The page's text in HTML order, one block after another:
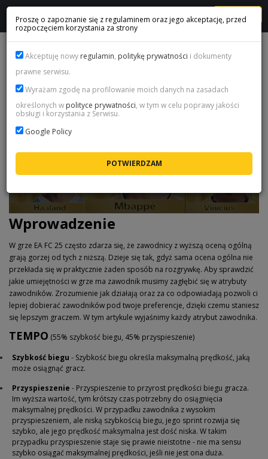
MENU
EA FC 25 ATRYBUTY ZAWODNIKÓW
Wprowadzenie
W grze EA FC 25 często zdarza się, że zawodnicy z wyższą oceną ogólną
grają gorzej od tych z niższą. Dzieje się tak, gdyż sama ocena ogólna nie
przekłada się w praktycznie żaden sposób na rozgrywkę. Aby sprawdzić
jakie umiejętności w grze ma zawodnik musimy zagłębić się w atrybuty
zawodników. Zrozumienie jak działają oraz za co odpowiadają pozwoli ci
lepiej dobierać zawodników pod twoje preferencje, dzięki czemu staniesz
się lepszym graczem. W tym artykule wyjaśnimy każdy atrybut zawodnika.
TEMPO (55% szybkość biegu, 45% przyspieszenie)
Szybkość biegu - Szybkość biegu określa maksymalną prędkość, jaką
może osiągnąć gracz.
Przyspieszenie - Przyspieszenie to przyrost prędkości biegu gracza.
Im wyższa wartość, tym krótszy czas potrzebny do osiągnięcia
maksymalnej prędkości. W przypadku zawodnika z wysokim
przyspieszeniem, ale niską szybkością biegu, jego sprint rozwija się
szybko, ale jego prędkość maksymalna jest dość niska. W takim
przypadku przyspieszenie staje się prawie nieistotne - nie ma sensu
szybko osiągać maksymalnej prędkości, jeśli nie jest ona duża.
Proszę o zapoznanie się z regulaminem oraz jego akceptację, przed
rozpoczęciem korzystania za strony
Akceptuję nowy regulamin, politykę prywatności i dokumenty
prawne serwisu.
Wyrażam zgodę na profilowanie moich danych na zasadach
określonych w polityce prywatności, w tym w celu poprawy jakości
obsługi i korzystania z Serwisu.
Google Policy